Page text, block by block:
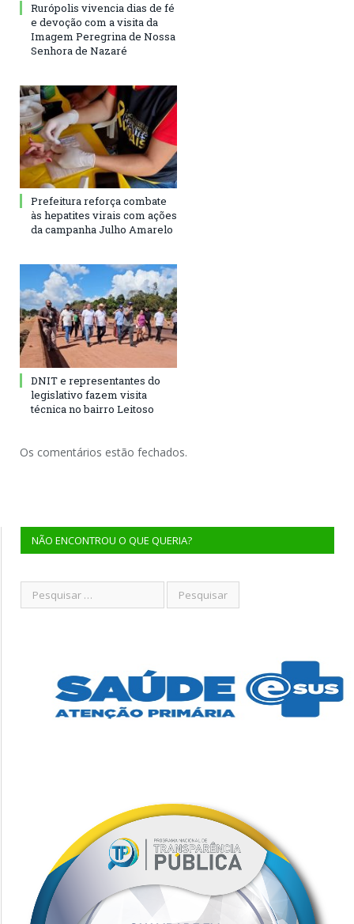
Rurópolis vivencia dias de fé
e devoção com a visita da
Imagem Peregrina de Nossa
Senhora de Nazaré
Prefeitura reforça combate
às hepatites virais com ações
da campanha Julho Amarelo
DNIT e representantes do
legislativo fazem visita
técnica no bairro Leitoso
Os comentários estão fechados.
NÃO ENCONTROU O QUE QUERIA?